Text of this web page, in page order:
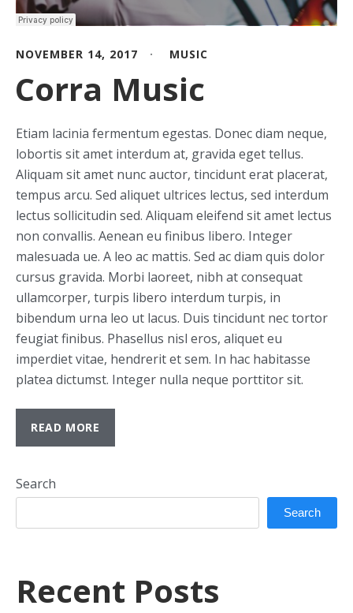
NOVEMBER 14, 2017 MUSIC
Corra Music
Etiam lacinia fermentum egestas. Donec diam neque,
lobortis sit amet interdum at, gravida eget tellus.
Aliquam sit amet nunc auctor, tincidunt erat placerat,
tempus arcu. Sed aliquet ultrices lectus, sed interdum
lectus sollicitudin sed. Aliquam eleifend sit amet lectus
non convallis. Aenean eu finibus libero. Integer
malesuada ue. A leo ac mattis. Sed ac diam quis dolor
cursus gravida. Morbi laoreet, nibh at consequat
ullamcorper, turpis libero interdum turpis, in
bibendum urna leo ut lacus. Duis tincidunt nec tortor
feugiat finibus. Phasellus nisl eros, aliquet eu
imperdiet vitae, hendrerit et sem. In hac habitasse
platea dictumst. Integer nulla neque porttitor sit.
READ MORE
Search
Search
Recent Posts